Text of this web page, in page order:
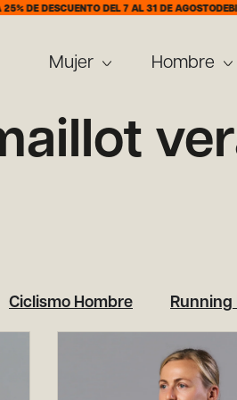
DEL 7 AL 31 DE AGOSTODEBIDO AL
Mujer Hombre
Ciclismo Hombre Running